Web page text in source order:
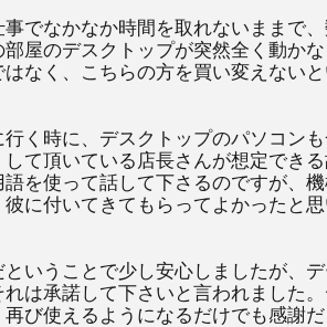
でなかなか時間を取れないままで、
屋のデスクトップが突然全く動か
なく、こちらの方を買い変えない
く時に、デスクトップのパソコン
て頂いている店長さんが想定でき
を使って話して下さるのですが、
に付いてきてもらってよかったと思
いうことで少し安心しましたが、デ
は承諾して下さいと言われました
び使えるようになるだけでも感謝